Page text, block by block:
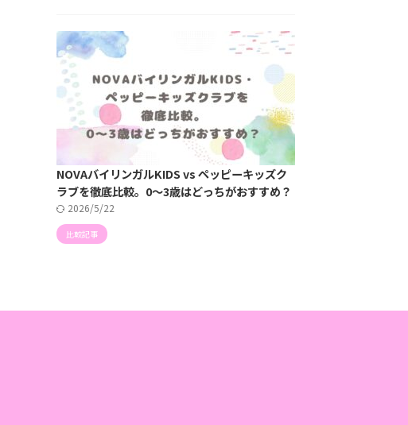
NOVAバイリンガルKIDS vs ペッピーキッズク
ラブを徹底比較。0〜3歳はどっちがおすすめ？
2026/5/22
比較記事